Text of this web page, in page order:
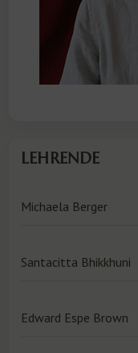
LEHRENDE
Michaela Berger
Santacitta Bhikkhuni
Edward Espe Brown